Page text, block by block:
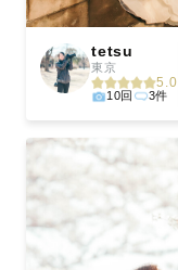
tetsu
東京
5.0
10回 3件